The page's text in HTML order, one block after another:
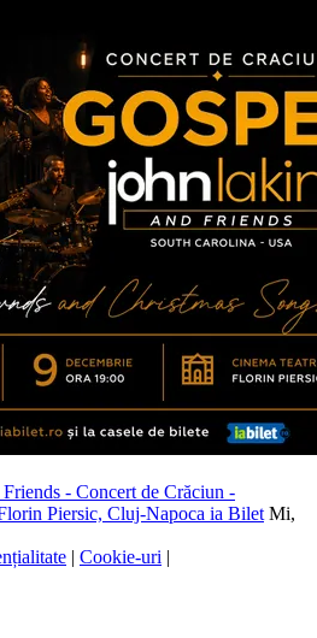
- Concert de Crăciun -
Piersic, Cluj-Napoca ia Bilet Mi,
| Cookie-uri |